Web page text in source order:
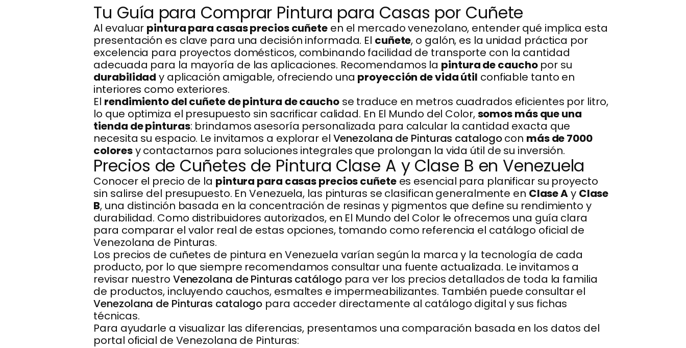
Tu Guía para Comprar Pintura para Casas por Cuñete
Al evaluar pintura para casas precios cuñeteen el mercado venezolano, entender qué implica esta
presentación es clave para una decisión informada. El cuñete, o galón, es la unidad práctica por
excelencia para proyectos domésticos, combinando facilidad de transporte con la cantidad
adecuada para la mayoría de las aplicaciones. Recomendamos la pintura de cauchopor su
durabilidad y aplicación amigable, ofreciendo una proyección de vida útil confiable tanto en
interiores como exteriores.
El rendimiento del cuñete de pintura de cauchose traduce en metros cuadrados eficientes por litro,
lo que optimiza el presupuesto sin sacrificar calidad. En El Mundo del Color,somos más que una
tienda de pinturas: brindamos asesoría personalizada para calcular la cantidad exacta que
necesita su espacio. Le invitamos a explorar el Venezolana de Pinturas catalogocon más de 7000
coloresy contactarnos para soluciones integrales que prolongan la vida útil de su inversión.
Precios de Cuñetes de Pintura Clase A y Clase B en Venezuela
Conocer el precio de la pintura para casas precios cuñetees esencial para planificar su proyecto
sin salirse del presupuesto. En Venezuela, las pinturas se clasifican generalmente en Clase Ay Clase
B, una distinción basada en la concentración de resinas y pigmentos que define su rendimiento y
durabilidad. Como distribuidores autorizados, en El Mundo del Color le ofrecemos una guía clara
para comparar el valor real de estas opciones, tomando como referencia el catálogo oficial de
Venezolana de Pinturas.
Los precios de cuñetes de pintura en Venezuela varían según la marca y la tecnología de cada
producto, por lo que siempre recomendamos consultar una fuente actualizada. Le invitamos a
revisar nuestro Venezolana de Pinturas catálogopara ver los precios detallados de toda la familia
de productos, incluyendo cauchos, esmaltes e impermeabilizantes. También puede consultar el
Venezolana de Pinturas catalogo para acceder directamente al catálogo digital y sus fichas
técnicas.
Para ayudarle a visualizar las diferencias, presentamos una comparación basada en los datos del
portal oficial de Venezolana de Pinturas: